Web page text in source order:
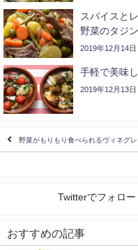
スパイスと
野菜のタジ
2019年12月14日
手軽で美味
2019年12月13日
野菜がもりもり食べられるヴィネグ
Twitterでフォロー
おすすめの記事